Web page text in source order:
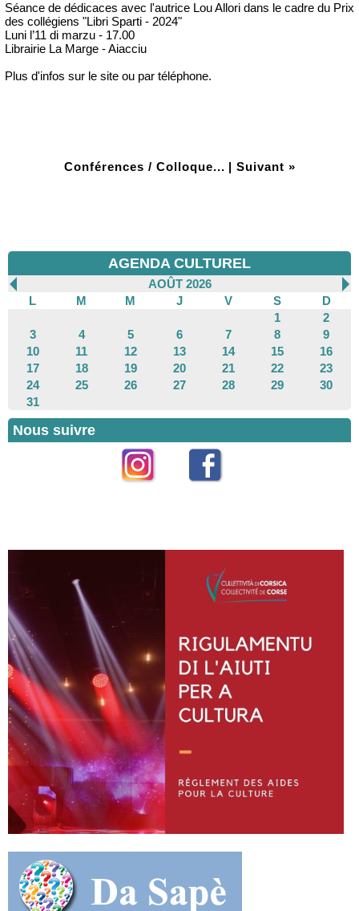
Séance de dédicaces avec l'autrice Lou Allori dans le cadre du Prix
des collégiens "Libri Sparti - 2024"
Luni l’11 di marzu - 17.00
Librairie La Marge - Aiacciu
Plus d'infos sur le site ou par téléphone.
Conférences / Colloque... | Suivant »
AGENDA CULTUREL
AOÛT 2026
L
M M J V S
D
1
2
3
4 5 6 7 8
9
10
11 12 13 14 15
16
17
18 19 20 21 22
23
24
25 26 27 28 29
30
31
Nous suivre